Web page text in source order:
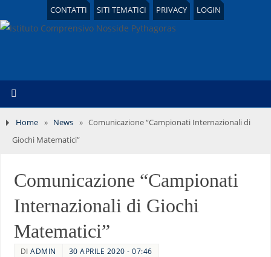
CONTATTI SITI TEMATICI PRIVACY LOGIN
Home » News » Comunicazione “Campionati Internazionali di
Giochi Matematici”
Comunicazione “Campionati
Internazionali di Giochi
Matematici”
DIADMIN 30 APRILE 2020 - 07:46